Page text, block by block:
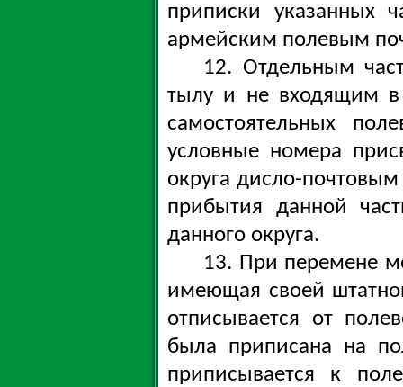
приписки указанных
армейским полевым
12. Отдельным
тылу и не входящим
самостоятельных
условные номера
округа дисло-
прибытия данной
данного округа.
13. При перемене
имеющая своей
отписывается от
была приписана на
приписывается к